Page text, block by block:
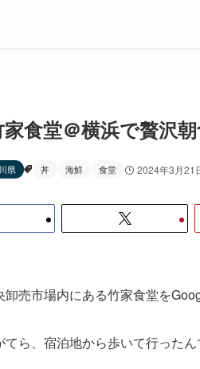
食堂＠横浜で贅沢
県 丼 海鮮 食堂 2024年3月21
卸売市場内にある竹家食堂を
ら、宿泊地から歩いて行ったん